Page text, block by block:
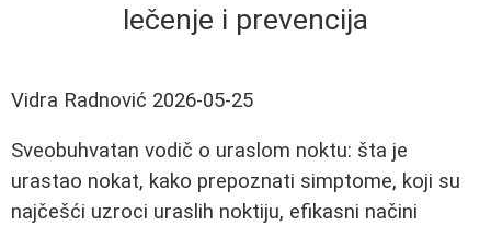
lečenje i prevencija
Vidra Radnović 2026-05-25
Sveobuhvatan vodič o uraslom noktu: šta je
urastao nokat, kako prepoznati simptome, koji su
najčešći uzroci uraslih noktiju, efikasni načini